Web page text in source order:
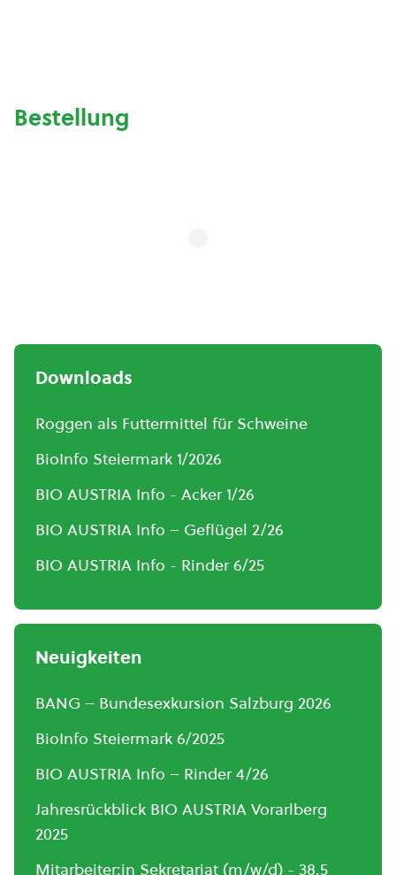
Bestellung
Downloads
Roggen als Futtermittel für Schweine
BioInfo Steiermark 1/2026
BIO AUSTRIA Info - Acker 1/26
BIO AUSTRIA Info – Geflügel 2/26
BIO AUSTRIA Info - Rinder 6/25
Neuigkeiten
BANG – Bundesexkursion Salzburg 2026
BioInfo Steiermark 6/2025
BIO AUSTRIA Info – Rinder 4/26
Jahresrückblick BIO AUSTRIA Vorarlberg
2025
Mitarbeiter:in Sekretariat (m/w/d) - 38,5